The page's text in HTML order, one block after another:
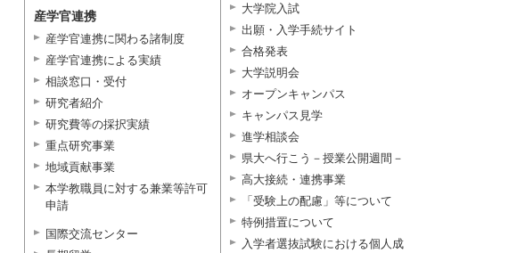
産学官連携
産学官連携に関わる諸制度
産学官連携による実績
相談窓口・受付
研究者紹介
研究費等の採択実績
重点研究事業
地域貢献事業
本学教職員に対する兼業等許可
申請
国際交流センター
大学院入試
出願・入学手続サイト
合格発表
大学説明会
オープンキャンパス
キャンパス見学
進学相談会
県大へ行こう－授業公開週間－
高大接続・連携事業
「受験上の配慮」等について
特例措置について
入学者選抜試験における個人成